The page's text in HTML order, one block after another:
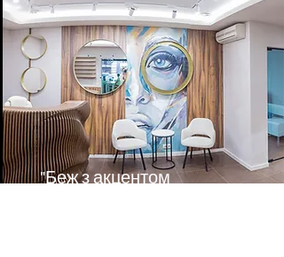
"Беж з акцентом